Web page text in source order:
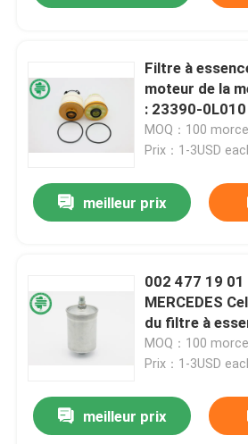
Maison
Filtre à
moteur de la
: 23390-
FIAT, ISUZU,
MOQ：100
Prix：1-3USD
meilleur prix
002 477 19
MERCEDES
du filtre à
performance
MOQ：100
Prix：1-3USD
meilleur prix